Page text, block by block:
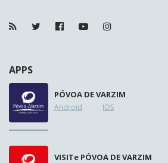
APPS
PÓVOA DE VARZIM
Android IOS
VISITe PÓVOA DE VARZIM